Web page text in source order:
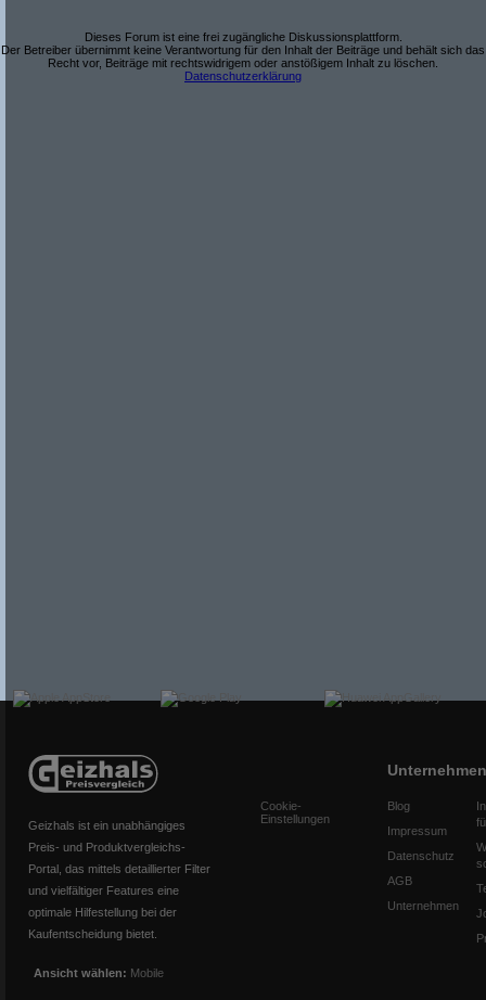
Dieses Forum ist eine frei zugängliche Diskussionsplattform.
Der Betreiber übernimmt keine Verantwortung für den Inhalt der Beiträge und behält sich das
Recht vor, Beiträge mit rechtswidrigem oder anstößigem Inhalt zu löschen.
Datenschutzerklärung
Geizhals ist ein unabhängiges
Preis- und Produktvergleichs-
Portal, das mittels detaillierter Filter
und vielfältiger Features eine
optimale Hilfestellung bei der
Kaufentscheidung bietet.
Ansicht wählen: Mobile
Cookie-
Einstellungen
Unternehmen
Blog
Impressum
Datenschutz
AGB
Unternehmen